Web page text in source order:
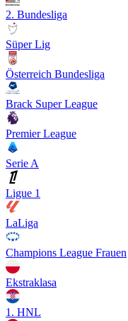
2. Bundesliga
Süper Lig
Österreich Bundesliga
Brack Super League
Premier League
Serie A
Ligue 1
LaLiga
Champions League Frauen
Ekstraklasa
1. HNL